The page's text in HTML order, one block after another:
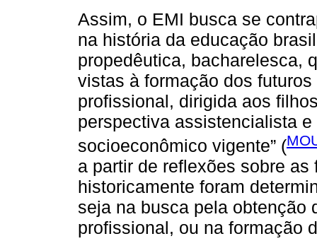
Assim, o EMI busca se
na história da educação
propedêutica, bacharelesca,
vistas à formação dos
profissional, dirigida aos
perspectiva assistencialista
socioeconômico vigente” (
a partir de reflexões sobre
historicamente foram
seja na busca pela obtenção
profissional, ou na formação